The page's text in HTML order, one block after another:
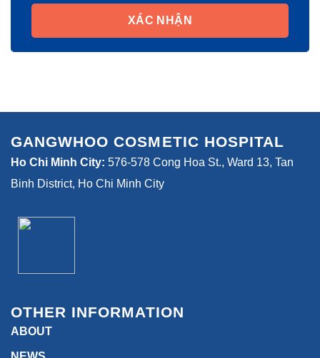
XÁC NHẬN
GANGWHOO COSMETIC HOSPITAL
Ho Chi Minh City: 576-578 Cong Hoa St., Ward 13, Tan
Binh District, Ho Chi Minh City
OTHER INFORMATION
ABOUT